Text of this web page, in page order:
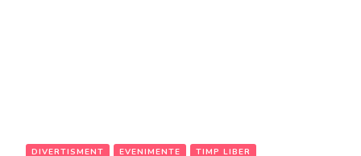
DIVERTISMENT EVENIMENTE TIMP LIBER